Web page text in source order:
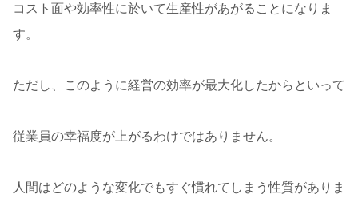
コスト面や効率性に於いて生産性があがることになりま
す。
ただし、このように経営の効率が最大化したからといって
従業員の幸福度が上がるわけではありません。
人間はどのような変化でもすぐ慣れてしまう性質がありま